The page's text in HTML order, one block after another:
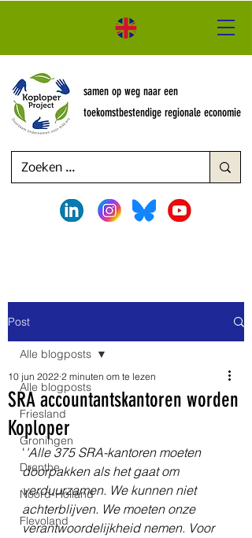
samen op weg naar een
toekomstbestendige regionale economie
Post
Alle blogposts
Friesland
Groningen
Drenthe
Noord-Holland
Flevoland
Alle blogposts
SRA accountantskantoren worden
Koploper
10 jun 2022 2 minuten om te lezen
' 'Alle 375 SRA-kantoren moeten
doorpakken als het gaat om
verduurzamen. We kunnen niet
achterblijven. We moeten onze
verantwoordelijkheid nemen. Voor